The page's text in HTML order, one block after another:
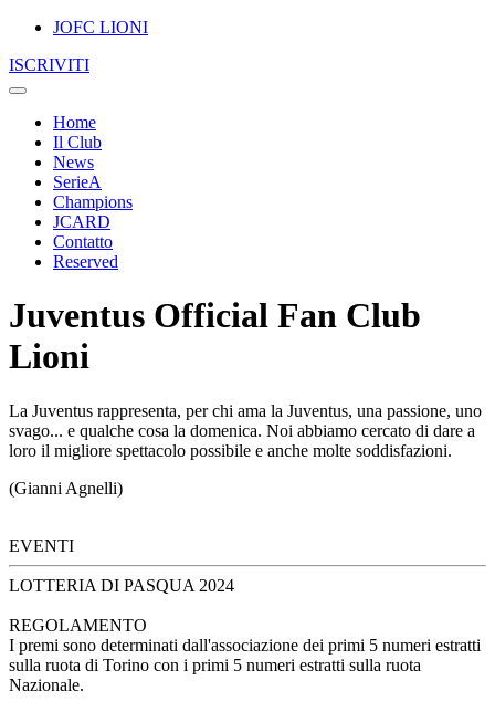
JOFC LIONI
ISCRIVITI
Home
Il Club
News
SerieA
Champions
JCARD
Contatto
Reserved
Juventus Official Fan Club
Lioni
La Juventus rappresenta, per chi ama la Juventus, una passione, uno
svago... e qualche cosa la domenica. Noi abbiamo cercato di dare a
loro il migliore spettacolo possibile e anche molte soddisfazioni.
(Gianni Agnelli)
EVENTI
LOTTERIA DI PASQUA 2024
REGOLAMENTO
I premi sono determinati dall'associazione dei primi 5 numeri estratti
sulla ruota di Torino con i primi 5 numeri estratti sulla ruota
Nazionale.